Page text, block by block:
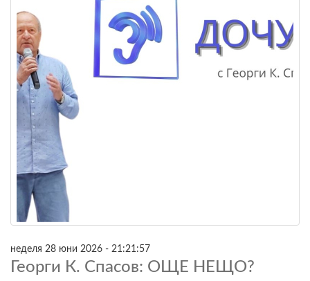
неделя 28 юни 2026 - 21:21:57
Георги К. Спасов: ОЩЕ НЕЩО?